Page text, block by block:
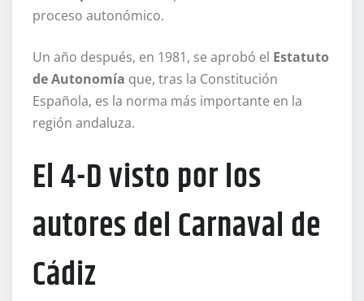
proceso autonómico.
Un año después, en 1981, se aprobó el Estatuto
de Autonomía que, tras la Constitución
Española, es la norma más importante en la
región andaluza.
El 4-D visto por los
autores del Carnaval de
Cádiz